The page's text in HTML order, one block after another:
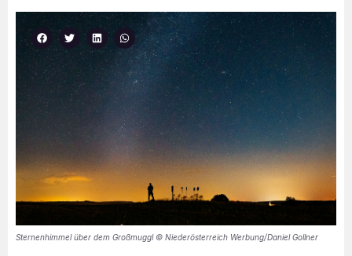
Sternenhimmel über dem Großmuggl © Niederösterreich Werbung/Daniel Gollner